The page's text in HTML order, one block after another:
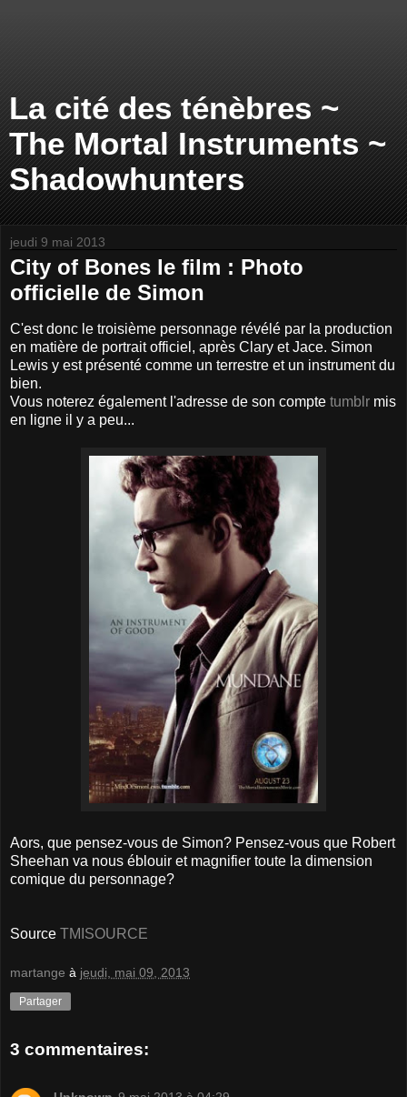
La cité des ténèbres ~
The Mortal Instruments ~
Shadowhunters
jeudi 9 mai 2013
City of Bones le film : Photo
officielle de Simon
C'est donc le troisième personnage révélé par la production
en matière de portrait officiel, après Clary et Jace. Simon
Lewis y est présenté comme un terrestre et un instrument du
bien.
Vous noterez également l'adresse de son compte tumblr mis
en ligne il y a peu...
Aors, que pensez-vous de Simon? Pensez-vous que Robert
Sheehan va nous éblouir et magnifier toute la dimension
comique du personnage?
Source TMISOURCE
martange à jeudi, mai 09, 2013
Partager
3 commentaires: